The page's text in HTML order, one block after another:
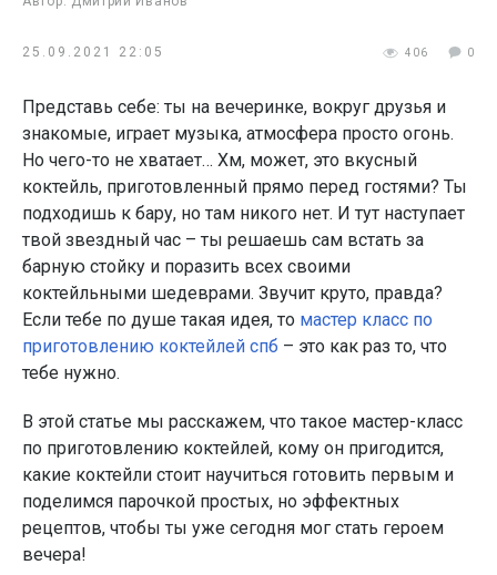
25.09.2021 22:05 406 0
Представь себе: ты на вечеринке, вокруг друзья и
знакомые, играет музыка, атмосфера просто огонь.
Но чего-то не хватает… Хм, может, это вкусный
коктейль, приготовленный прямо перед гостями? Ты
подходишь к бару, но там никого нет. И тут наступает
твой звездный час – ты решаешь сам встать за
барную стойку и поразить всех своими
коктейльными шедеврами. Звучит круто, правда?
Если тебе по душе такая идея, то мастер класс по
приготовлению коктейлей спб – это как раз то, что
тебе нужно.
В этой статье мы расскажем, что такое мастер-класс
по приготовлению коктейлей, кому он пригодится,
какие коктейли стоит научиться готовить первым и
поделимся парочкой простых, но эффектных
рецептов, чтобы ты уже сегодня мог стать героем
вечера!